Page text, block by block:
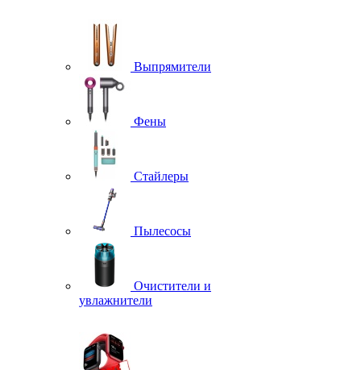
Выпрямители
Фены
Стайлеры
Пылесосы
Очистители и
увлажнители